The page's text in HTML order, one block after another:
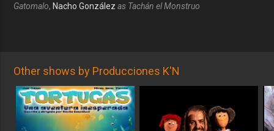
Gatomalo,Nacho González as Tachán el Monstruo
Other shows by Producciones K'N